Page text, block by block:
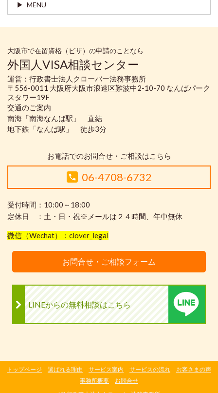
MENU
大阪市で在留資格（ビザ）の申請のことなら
外国人VISA相談センター
運営：行政書士法人クローバー法務事務所
〒556-0011 大阪府大阪市浪速区難波中2-10-70 なんばパーク
スタワー19F
交通のご案内
南海「南海なんば駅」 直結
地下鉄「なんば駅」 徒歩3分
お電話でのお問合せ・ご相談はこちら
06-4708-6732
受付時間：10:00～18:00
定休日 ：土・日・祝※メールは２４時間、年中無休
微信（Wechat）：clover_legal
お問合せ・ご相談フォーム
LINEからの無料相談はこちら
トップページ 選ばれる理由 サービス案内 サービスの流れ
お客さまの声
事務所概要
お問合せ